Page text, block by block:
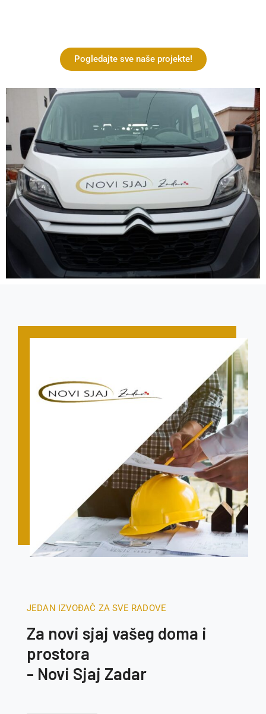
Pogledajte sve naše projekte!
JEDAN IZVOĐAČ ZA SVE RADOVE
Za novi sjaj vašeg doma i
prostora
- Novi Sjaj Zadar